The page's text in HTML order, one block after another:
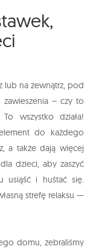
lub na zewnątrz, pod
– czy to
wszystko działa!
do każdego
a także dają więcej
dzieci, aby zaszyć
i huśtać się.
strefę relaksu —
domu, zebraliśmy